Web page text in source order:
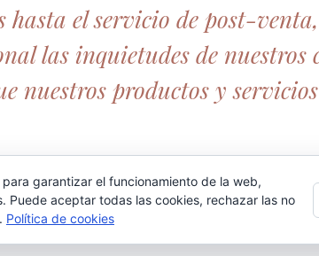
el servicio de post-
las inquietudes de
nuestros productos y
garantizar el funcionamiento de la web,
Puede aceptar todas las cookies, rechazar las no
Política de cookies